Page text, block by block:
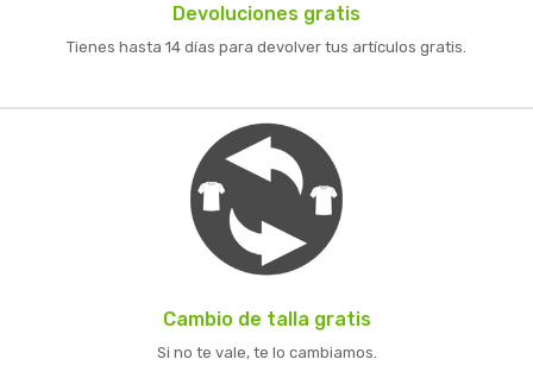
Devoluciones gratis
Tienes hasta 14 días para devolver tus artículos gratis.
Cambio de talla gratis
Si no te vale, te lo cambiamos.